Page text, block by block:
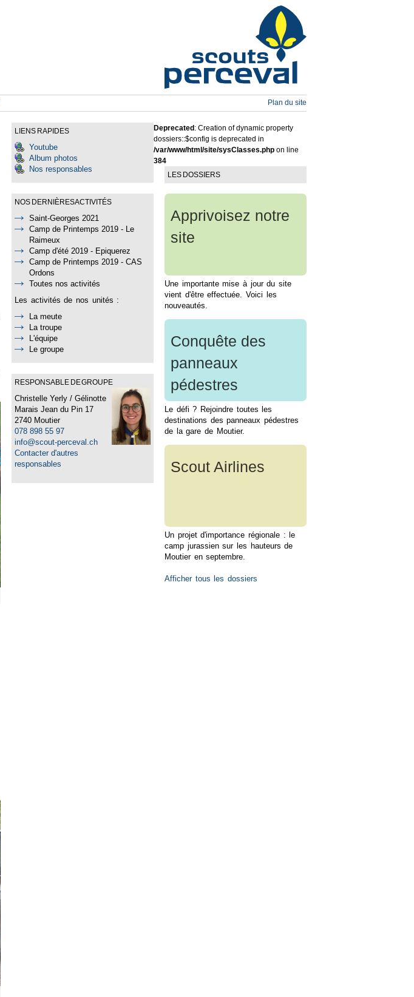
Plan du site
LIENS RAPIDES
Youtube
Album photos
Nos responsables
NOS DERNIÈRES ACTIVITÉS
Saint-Georges 2021
Camp de Printemps 2019 - Le
Raimeux
Camp d'été 2019 - Epiquerez
Camp de Printemps 2019 - CAS
Ordons
Toutes nos activités
Les activités de nos unités :
La meute
La troupe
L'équipe
Le groupe
RESPONSABLE DE GROUPE
Christelle Yerly / Gélinotte
Marais Jean du Pin 17
2740 Moutier
078 898 55 97
info@scout-perceval.ch
Contacter d'autres
responsables
Deprecated : Creation of dynamic property
dossiers::$config is deprecated in
/var/www/html/site/sysClasses.php on line
384
LES DOSSIERS
Apprivoisez notre
site
Une importante mise à jour du site
vient d'être effectuée. Voici les
nouveautés.
Conquête des
panneaux
pédestres
Le défi ? Rejoindre toutes les
destinations des panneaux pédestres
de la gare de Moutier.
Scout Airlines
Un projet d'importance régionale : le
camp jurassien sur les hauteurs de
Moutier en septembre.
Afficher tous les dossiers